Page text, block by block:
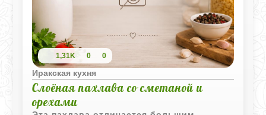
1,31K 0 0
Иракская кухня
Слоёная пахлава со сметаной и
орехами